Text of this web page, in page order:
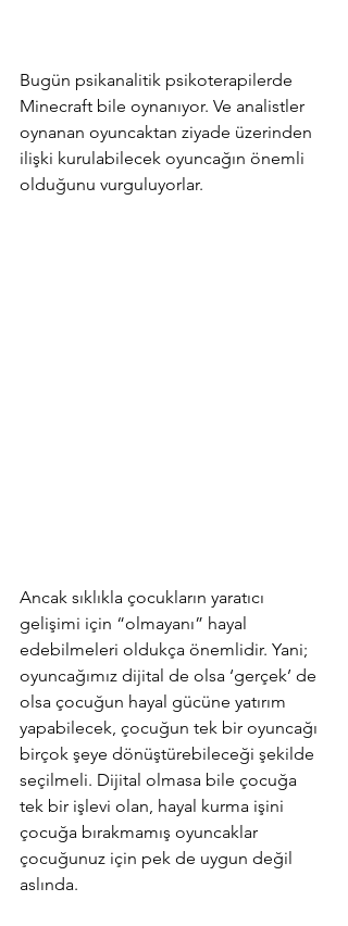
Bugün psikanalitik psikoterapilerde
Minecraft bile oynanıyor. Ve analistler
oynanan oyuncaktan ziyade üzerinden
ilişki kurulabilecek oyuncağın önemli
olduğunu vurguluyorlar.
Ancak sıklıkla çocukların yaratıcı
gelişimi için “olmayanı” hayal
edebilmeleri oldukça önemlidir. Yani;
oyuncağımız dijital de olsa ‘gerçek’ de
olsa çocuğun hayal gücüne yatırım
yapabilecek, çocuğun tek bir oyuncağı
birçok şeye dönüştürebileceği şekilde
seçilmeli. Dijital olmasa bile çocuğa
tek bir işlevi olan, hayal kurma işini
çocuğa bırakmamış oyuncaklar
çocuğunuz için pek de uygun değil
aslında.